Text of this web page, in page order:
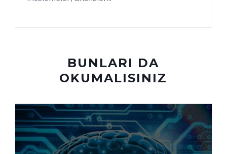
BUNLARI DA
OKUMALISINIZ